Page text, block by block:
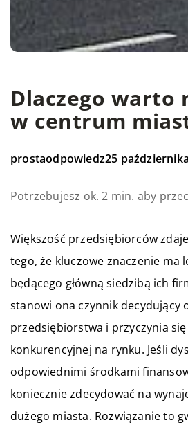
Dlaczego warto
w centrum
prostaodpowiedz25
Potrzebujesz ok. 2 min. aby
Większość przedsiębiorców
tego, że kluczowe znaczenie ma
będącego główną siedzibą ich
stanowi ona czynnik decydujący
przedsiębiorstwa i przyczynia
konkurencyjnej na rynku. Jeśli
odpowiednimi środkami
koniecznie zdecydować na
dużego miasta. Rozwiązanie to